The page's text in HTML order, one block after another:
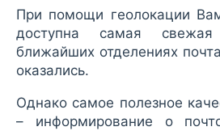
При помощи геолокации
доступна самая
ближайших отделениях
оказались.
Однако самое полезное
– информирование о